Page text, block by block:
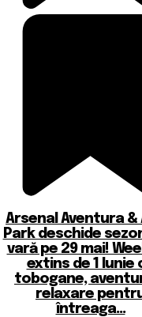
Arsenal Aventura &
Park deschide
vară pe 29 mai!
extins de 1 Iunie
tobogane,
relaxare
întreaga...